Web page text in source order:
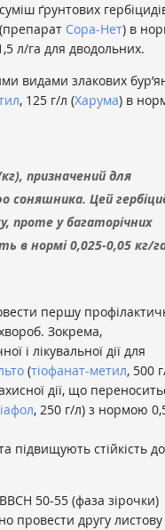
ґрунтових
Сора-Нет) в
л/га для дводольних.
видами злакових
, 125 г/л (Харума) в
призначений для
соняшника. Цей
проте у багаторічних
в нормі 0,025-0,05 кг/
першу
Зокрема,
і лікувальної дії для
(тіофанат-метил, 500
дії, що
, 250 г/л) з нормою
підвищують стійкість до
50-55 (фаза зірочки)
провести другу листову